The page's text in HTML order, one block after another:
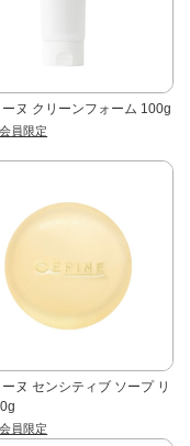
ヌ クリーンフォーム 100g
員限定
ヌ センシティブ ソープ リ
員限定